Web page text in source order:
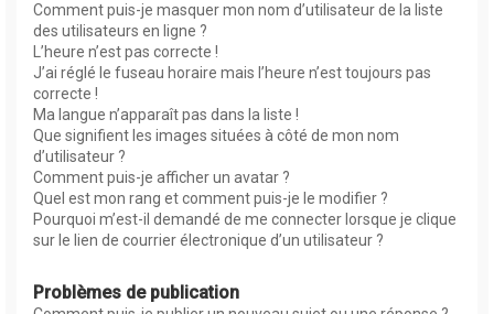
Comment puis-je masquer mon nom d’utilisateur de la liste
des utilisateurs en ligne ?
L’heure n’est pas correcte !
J’ai réglé le fuseau horaire mais l’heure n’est toujours pas
correcte !
Ma langue n’apparaît pas dans la liste !
Que signifient les images situées à côté de mon nom
d’utilisateur ?
Comment puis-je afficher un avatar ?
Quel est mon rang et comment puis-je le modifier ?
Pourquoi m’est-il demandé de me connecter lorsque je clique
sur le lien de courrier électronique d’un utilisateur ?
Problèmes de publication